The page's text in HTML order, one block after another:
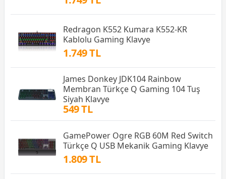
Redragon K552 Kumara K552-KR
Kablolu Gaming Klavye
1.749 TL
James Donkey JDK104 Rainbow
Membran Türkçe Q Gaming 104 Tuş
Siyah Klavye
549 TL
GamePower Ogre RGB 60M Red Switch
Türkçe Q USB Mekanik Gaming Klavye
1.809 TL